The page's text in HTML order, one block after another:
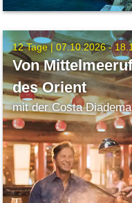
12 Tage |07.10.2026 -
Von
des Orient
mit der Costa Diadema